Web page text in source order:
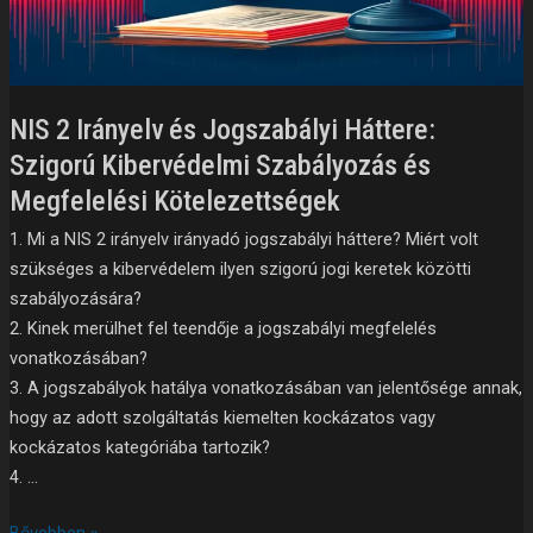
NIS 2 Irányelv és Jogszabályi Háttere:
Szigorú Kibervédelmi Szabályozás és
Megfelelési Kötelezettségek
1. Mi a NIS 2 irányelv irányadó jogszabályi háttere? Miért volt
szükséges a kibervédelem ilyen szigorú jogi keretek közötti
szabályozására?
2. Kinek merülhet fel teendője a jogszabályi megfelelés
vonatkozásában?
3. A jogszabályok hatálya vonatkozásában van jelentősége annak,
hogy az adott szolgáltatás kiemelten kockázatos vagy
kockázatos kategóriába tartozik?
4. …